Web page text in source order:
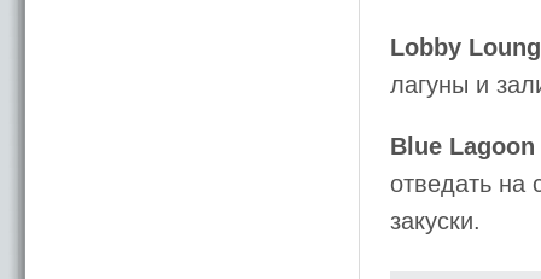
Lobby
лагуны и
Blue
отведать на
закуски.